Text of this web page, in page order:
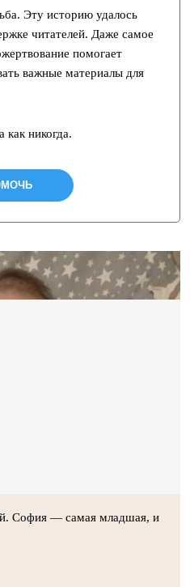
Эту историю удалось
читателей. Даже самое
помогает
важные материалы для
никогда.
София — самая младшая, и